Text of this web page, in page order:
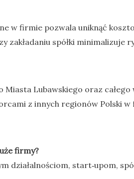
w firmie pozwala uniknąć
zakładaniu spółki minimalizuje
Miasta Lubawskiego oraz
z innych regionów Polski
firmy?
działalnościom, start‑upom,